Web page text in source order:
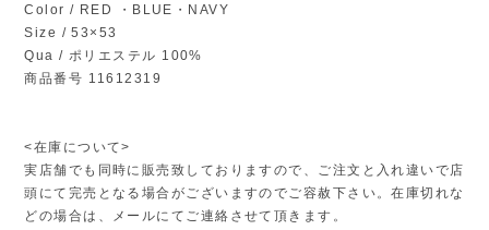
Color / RED ・BLUE・NAVY
Size / 53×53
Qua / ポリエステル 100%
商品番号 11612319
<在庫について>
実店舗でも同時に販売致しておりますので、ご注文と入れ違いで店
頭にて完売となる場合がございますのでご容赦下さい。在庫切れな
どの場合は、メールにてご連絡させて頂きます。